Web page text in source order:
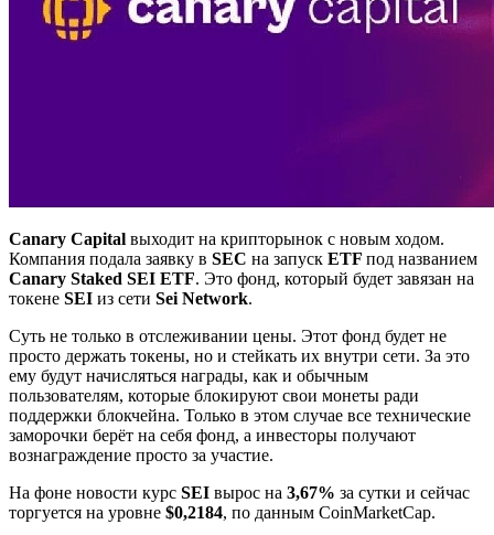
Canary Capital выходит на крипторынок с новым ходом.
Компания подала заявку в SEC на запуск ETF под названием
Canary Staked SEI ETF. Это фонд, который будет завязан на
токене SEI из сети Sei Network.
Суть не только в отслеживании цены. Этот фонд будет не
просто держать токены, но и стейкать их внутри сети. За это
ему будут начисляться награды, как и обычным
пользователям, которые блокируют свои монеты ради
поддержки блокчейна. Только в этом случае все технические
заморочки берёт на себя фонд, а инвесторы получают
вознаграждение просто за участие.
На фоне новости курс SEI вырос на 3,67% за сутки и сейчас
торгуется на уровне $0,2184, по данным CoinMarketCap.